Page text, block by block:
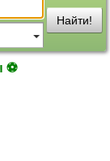
Найти!
⚽